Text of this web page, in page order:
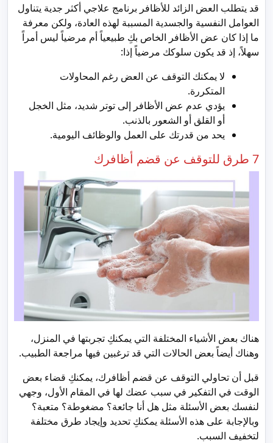
قد يتطلب العض الزائد للأظافر برنامج علاجي أكثر جدية يتناول
العوامل النفسية والجسدية المسببة لهذه العادة، ولكن معرفة
ما إذا كان عض الأظافر الخاص بكِ طبيعياً أم مرضياً ليس أمراً
سهلاً، إذ قد يكون سلوكك مرضياً إذا:
لا يمكنك التوقف عن العض رغم المحاولات
المتكررة.
يؤدي عدم عض الأظافر إلى توتر شديد، مثل الخجل
أو القلق أو الشعور بالذنب.
يحد من قدرتك على العمل والوظائف اليومية.
7 طرق للتوقف عن قضم أظافرك
هناك بعض الأشياء المختلفة التي يمكنكِ تجربتها في المنزل،
وهناك أيضاً بعض الحالات التي قد ترغبين فيها مراجعة الطبيب.
قبل أن تحاولي التوقف عن قضم أظافرك، يمكنكِ قضاء بعض
الوقت في التفكير في سبب عضك لها في المقام الأول، وجهي
لنفسك بعض الأسئلة مثل هل أنا جائعة؟ مضغوطة؟ متعبة؟
وبالإجابة على هذه الأسئلة يمكنكِ تحديد وإيجاد طرق مختلفة
لتخفيف السبب.